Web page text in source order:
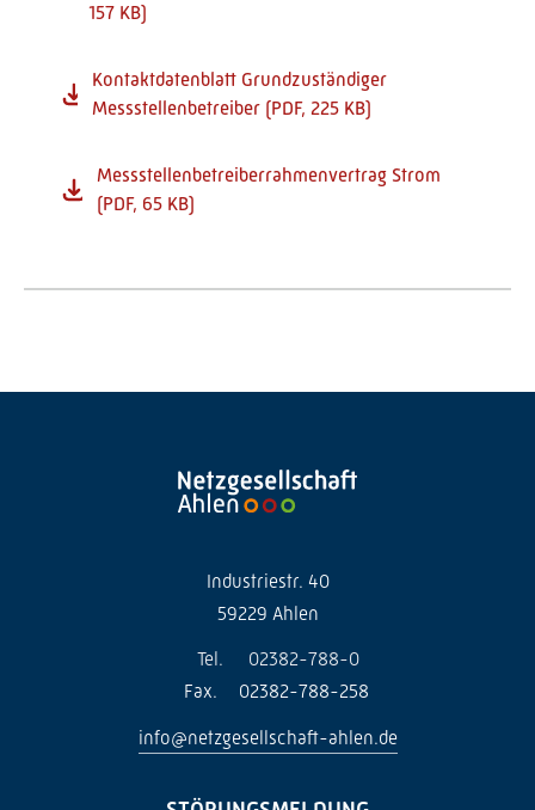
157 KB)
Kontaktdatenblatt Grundzuständiger
Messstellenbetreiber (PDF, 225 KB)
Messstellenbetreiberrahmenvertrag Strom
(PDF, 65 KB)
Industriestr. 40
59229 Ahlen
Tel.
02382-788-0
Fax.
02382-788-258
info@netzgesellschaft-ahlen.de